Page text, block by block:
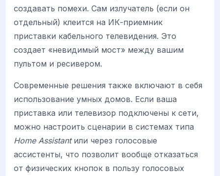
создавать помехи. Сам излучатель (если он
отдельный) клеится на ИК-приемник
приставки кабельного телевидения. Это
создает «невидимый мост» между вашим
пультом и ресивером.
Современные решения также включают в себя
использование умных домов. Если ваша
приставка или телевизор подключены к сети,
можно настроить сценарии в системах типа
Home Assistantили через голосовые
ассистенты, что позволит вообще отказаться
от физических кнопок в пользу голосовых